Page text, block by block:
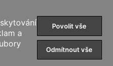
a
Povolit vše
Odmítnout vše